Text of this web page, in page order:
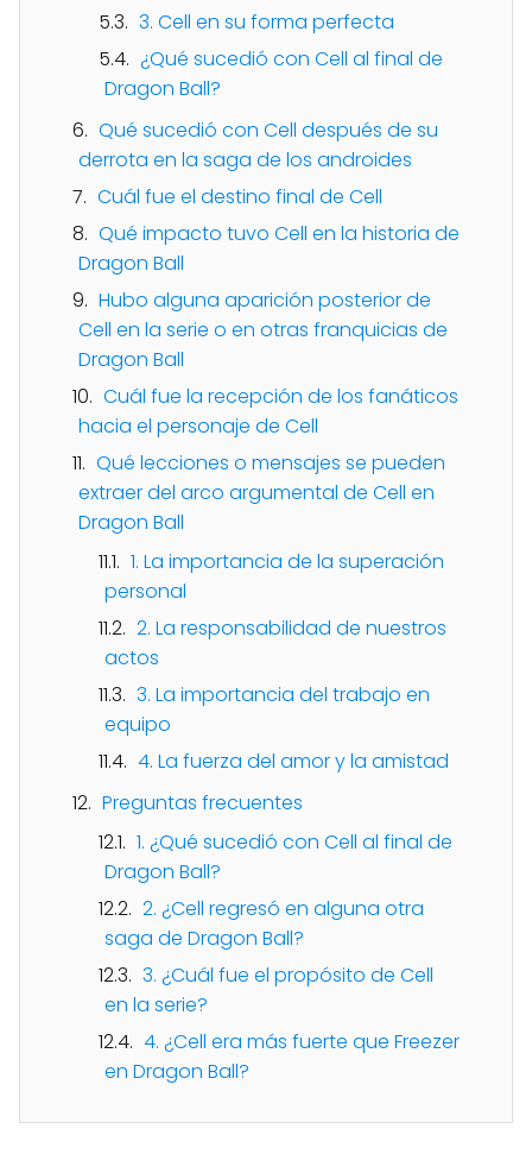
3. Cell en su forma perfecta
¿Qué sucedió con Cell al final de
Dragon Ball?
Qué sucedió con Cell después de su
derrota en la saga de los androides
Cuál fue el destino final de Cell
Qué impacto tuvo Cell en la historia de
Dragon Ball
Hubo alguna aparición posterior de
Cell en la serie o en otras franquicias de
Dragon Ball
Cuál fue la recepción de los fanáticos
hacia el personaje de Cell
Qué lecciones o mensajes se pueden
extraer del arco argumental de Cell en
Dragon Ball
1. La importancia de la superación
personal
2. La responsabilidad de nuestros
actos
3. La importancia del trabajo en
equipo
4. La fuerza del amor y la amistad
Preguntas frecuentes
1. ¿Qué sucedió con Cell al final de
Dragon Ball?
2. ¿Cell regresó en alguna otra
saga de Dragon Ball?
3. ¿Cuál fue el propósito de Cell
en la serie?
4. ¿Cell era más fuerte que Freezer
en Dragon Ball?